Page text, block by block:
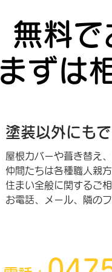
無料で
まずは
塗装以外にも
屋根カバーや葺き替え
仲間たちは各種職人親方
住まい全般に関するご
お電話、メール、
隣の